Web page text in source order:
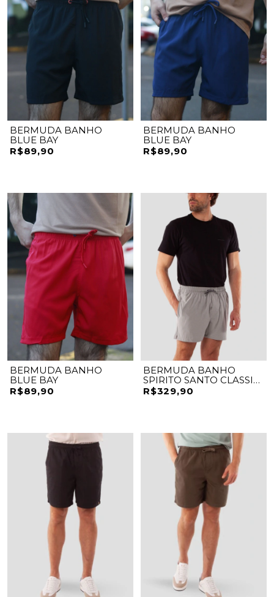
BERMUDA BANHO
BLUE BAY
R$89,90
BERMUDA BANHO
BLUE BAY
R$89,90
BERMUDA BANHO
BLUE BAY
R$89,90
BERMUDA BANHO
SPIRITO SANTO CLASSIC
MINIMAL
R$329,90